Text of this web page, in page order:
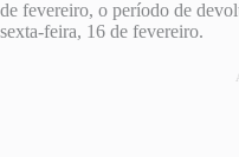
de fevereiro, o período de
sexta-feira, 16 de fevereiro.